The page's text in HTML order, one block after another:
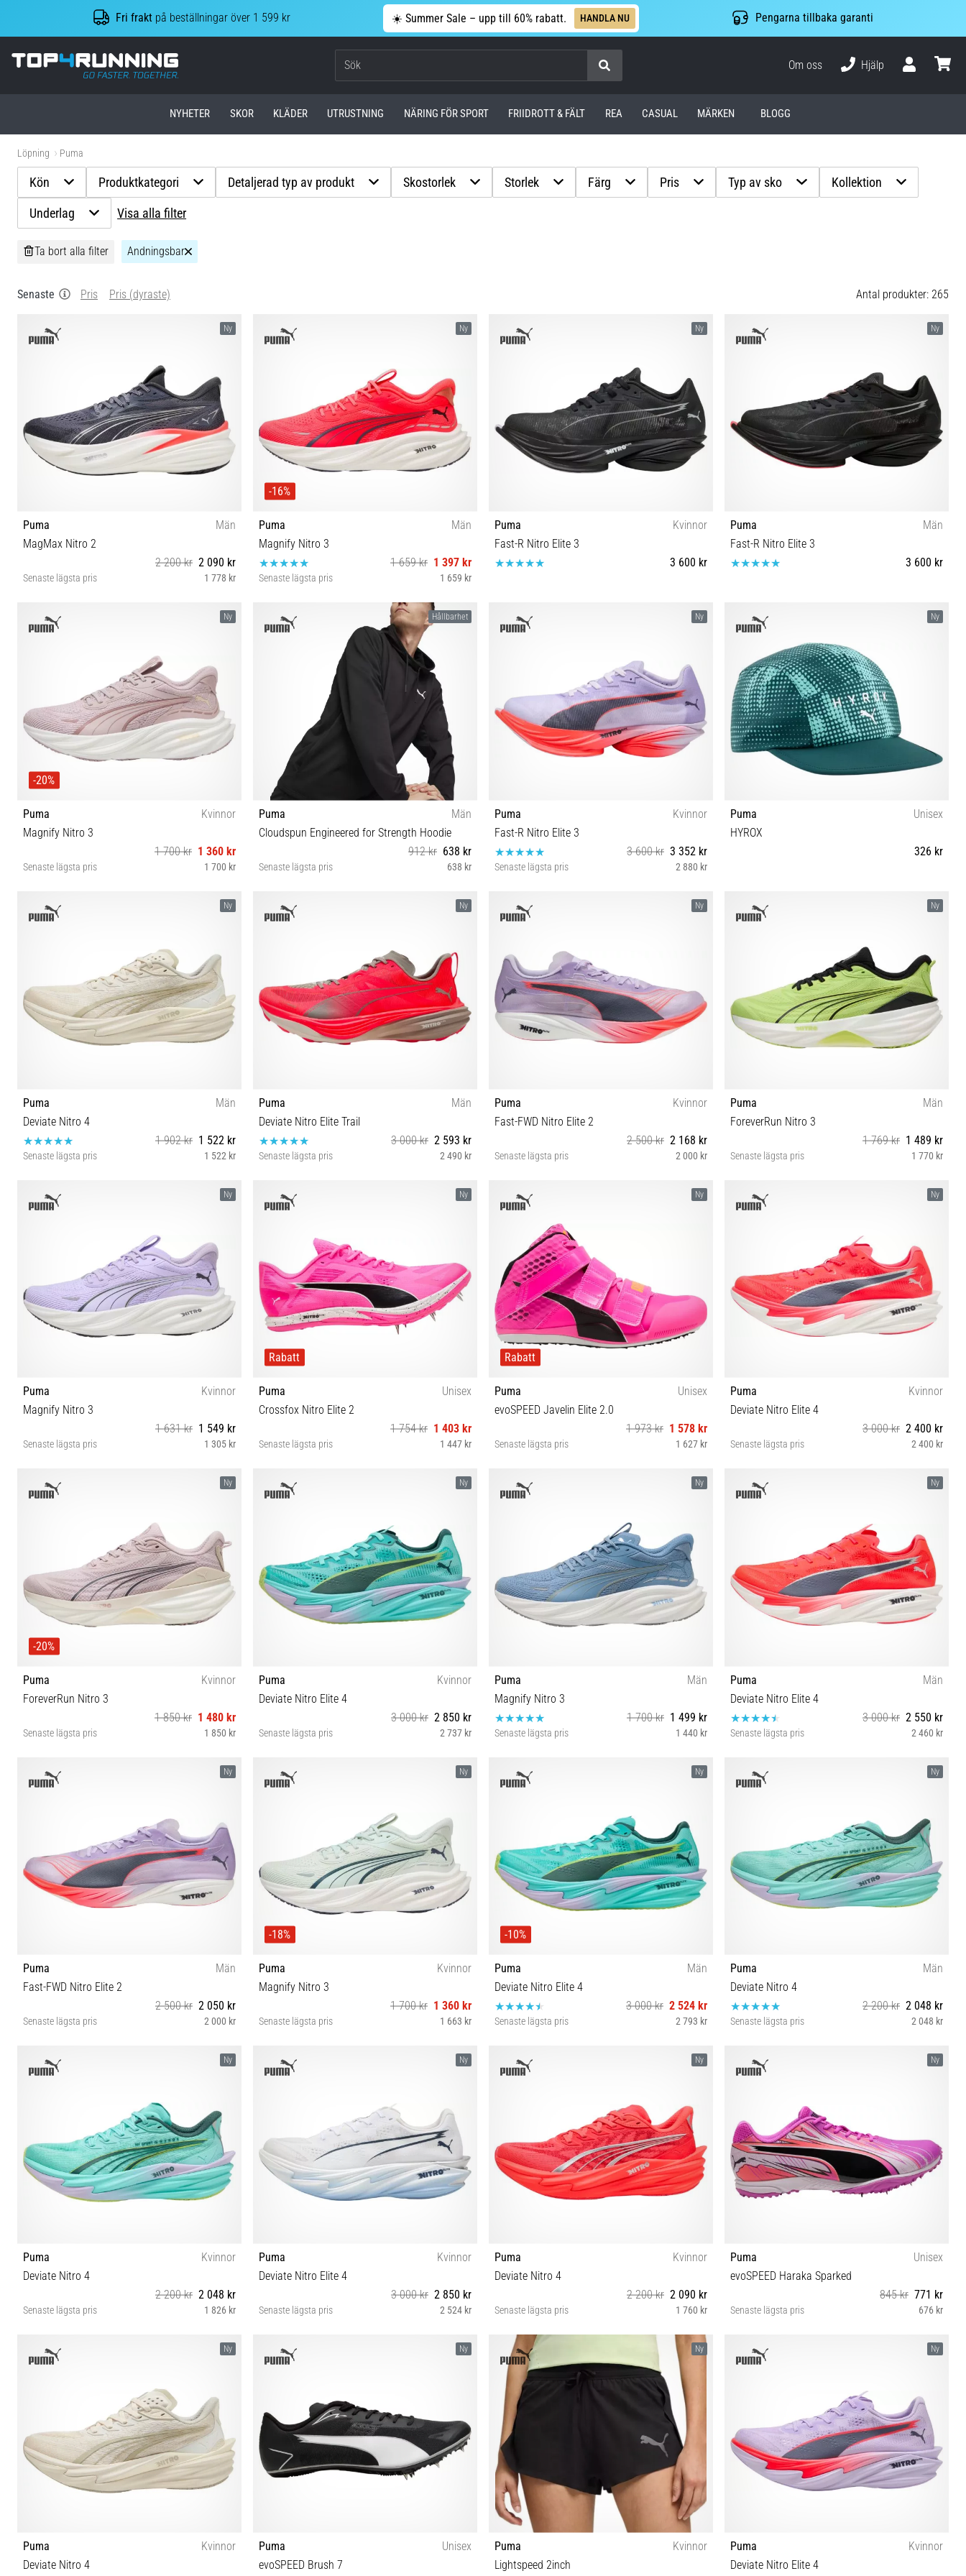
Fri frakt på beställningar över 1 599 kr ☀️ Summer Sale – upp till 60% rabatt. HANDLA NU Pengarna tillbaka garanti
Top4Running.se
Om oss
Hjälp
NYHETER SKOR KLÄDER UTRUSTNING NÄRING FÖR SPORT FRIIDROTT & FÄLT REA CASUAL MÄRKEN BLOGG
Löpning Puma
Kön Produktkategori Detaljerad typ av produkt Skostorlek Storlek Färg Pris Typ av sko Kollektion
Underlag Visa alla filter
Ta bort alla filter Andningsbar
Senaste Pris Pris (dyraste) Antal produkter: 265
Ny
Puma
Män
MagMax Nitro 2
2 200 kr 2 090 kr
Senaste lägsta pris 1 778 kr
Ny
-16%
Puma
Män
Magnify Nitro 3
1 659 kr 1 397 kr
Senaste lägsta pris 1 659 kr
41 42 42½ 43 44 44½ 45 46 47
Ny
Puma
Kvinnor
Fast-R Nitro Elite 3
3 600 kr
Ny
Puma
Män
Fast-R Nitro Elite 3
3 600 kr
Ny
-20%
Puma
Kvinnor
Magnify Nitro 3
1 700 kr 1 360 kr
Senaste lägsta pris 1 700 kr
Hållbarhet
Puma
Män
Cloudspun Engineered for Strength Hoodie
912 kr 638 kr
Senaste lägsta pris 638 kr
Ny
Puma
Kvinnor
Fast-R Nitro Elite 3
3 600 kr 3 352 kr
Senaste lägsta pris 2 880 kr
Ny
Puma
Unisex
HYROX
326 kr
Ny
Puma
Män
Deviate Nitro 4
1 902 kr 1 522 kr
Senaste lägsta pris 1 522 kr
Ny
Puma
Män
Deviate Nitro Elite Trail
3 000 kr 2 593 kr
Senaste lägsta pris 2 490 kr
Ny
Puma
Kvinnor
Fast-FWD Nitro Elite 2
2 500 kr 2 168 kr
Senaste lägsta pris 2 000 kr
Ny
Puma
Män
ForeverRun Nitro 3
1 769 kr 1 489 kr
Senaste lägsta pris 1 770 kr
Ny
Puma
Kvinnor
Magnify Nitro 3
1 631 kr 1 549 kr
Senaste lägsta pris 1 305 kr
Ny
Rabatt
Puma
Unisex
Crossfox Nitro Elite 2
1 754 kr 1 403 kr
Senaste lägsta pris 1 447 kr
38 38½ 39 40 40½ 41 42 42½ 43 44 44½ 45 46 47
Ny
Rabatt
Puma
Unisex
evoSPEED Javelin Elite 2.0
1 973 kr 1 578 kr
Senaste lägsta pris 1 627 kr
Ny
Puma
Kvinnor
Deviate Nitro Elite 4
3 000 kr 2 400 kr
Senaste lägsta pris 2 400 kr
Ny
-20%
Puma
Kvinnor
ForeverRun Nitro 3
1 850 kr 1 480 kr
Senaste lägsta pris 1 850 kr
Ny
Puma
Kvinnor
Deviate Nitro Elite 4
3 000 kr 2 850 kr
Senaste lägsta pris 2 737 kr
Ny
Puma
Män
Magnify Nitro 3
1 700 kr 1 499 kr
Senaste lägsta pris 1 440 kr
Ny
Puma
Män
Deviate Nitro Elite 4
3 000 kr 2 550 kr
Senaste lägsta pris 2 460 kr
41 42 42½ 43 44 44½ 45 46 46½ 47
Ny
Puma
Män
Fast-FWD Nitro Elite 2
2 500 kr 2 050 kr
Senaste lägsta pris 2 000 kr
41 42 42½ 43 44 44½ 45 46 47 48½
Ny
-18%
Puma
Kvinnor
Magnify Nitro 3
1 700 kr 1 360 kr
Senaste lägsta pris 1 663 kr
Ny
-10%
Puma
Män
Deviate Nitro Elite 4
3 000 kr 2 524 kr
Senaste lägsta pris 2 793 kr
Ny
Puma
Män
Deviate Nitro 4
2 200 kr 2 048 kr
Senaste lägsta pris 2 048 kr
Ny
Puma
Kvinnor
Deviate Nitro 4
2 200 kr 2 048 kr
Senaste lägsta pris 1 826 kr
Ny
Puma
Kvinnor
Deviate Nitro Elite 4
3 000 kr 2 850 kr
Senaste lägsta pris 2 524 kr
Ny
Puma
Kvinnor
Deviate Nitro 4
2 200 kr 2 090 kr
Senaste lägsta pris 1 760 kr
Ny
Puma
Unisex
evoSPEED Haraka Sparked
845 kr 771 kr
Senaste lägsta pris 676 kr
Ny
Puma
Kvinnor
Deviate Nitro 4
Ny
Puma
Unisex
evoSPEED Brush 7
Ny
Puma
Kvinnor
Lightspeed 2inch
Ny
Puma
Kvinnor
Deviate Nitro Elite 4